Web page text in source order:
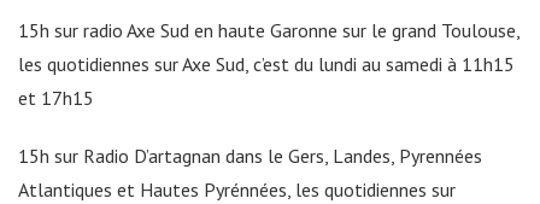
15h sur radio Axe Sud en haute Garonne sur le grand Toulouse,
les quotidiennes sur Axe Sud, c’est du lundi au samedi à 11h15
et 17h15
15h sur Radio D’artagnan dans le Gers, Landes, Pyrennées
Atlantiques et Hautes Pyrénnées, les quotidiennes sur